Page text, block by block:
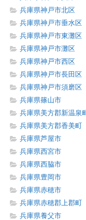
兵庫県神戸市北区
兵庫県神戸市垂水区
兵庫県神戸市東灘区
兵庫県神戸市灘区
兵庫県神戸市西区
兵庫県神戸市長田区
兵庫県神戸市須磨区
兵庫県篠山市
兵庫県美方郡新温泉町
兵庫県美方郡香美町
兵庫県芦屋市
兵庫県西宮市
兵庫県西脇市
兵庫県豊岡市
兵庫県赤穂市
兵庫県赤穂郡上郡町
兵庫県養父市